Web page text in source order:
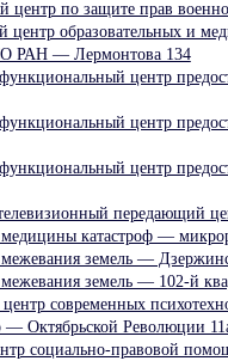
центр по защите прав
центр образовательных и
РАН — Лермонтова 134
центр
центр
центр
передающий
медицины катастроф —
земель —
земель — 102-й
современных
Октябрьской Революции
социально-правовой